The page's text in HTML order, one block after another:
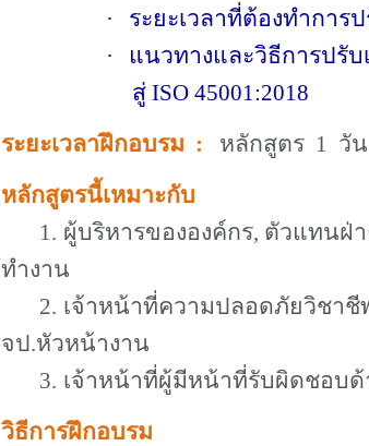
·
ระยะเวลาที่ต้องทำการ
·
แนวทางและวิธีการปรั
สู่ ISO 45001:2018
ระยะเวลาฝึกอบรม :
หลักสูตร 1 วั
หลักสูตรนี้เหมาะกับ
1. ผู้บริหารขององค์กร, ตัวแทนฝ่
ทำงาน
2. เจ้าหน้าที่ความปลอดภัยวิชาชี
จป.หัวหน้างาน
3. เจ้าหน้าที่ผู้มีหน้าที่รับผิดชอบ
วิธีการฝึกอบรม